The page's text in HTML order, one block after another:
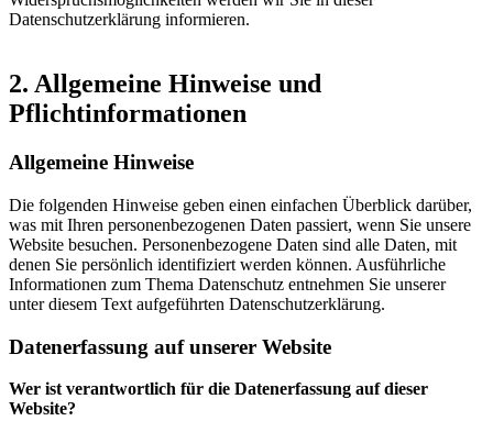
Datenschutzerklärung informieren.
2. Allgemeine Hinweise und
Pflichtinformationen
Allgemeine Hinweise
Die folgenden Hinweise geben einen einfachen Überblick darüber,
was mit Ihren personenbezogenen Daten passiert, wenn Sie unsere
Website besuchen. Personenbezogene Daten sind alle Daten, mit
denen Sie persönlich identifiziert werden können. Ausführliche
Informationen zum Thema Datenschutz entnehmen Sie unserer
unter diesem Text aufgeführten Datenschutzerklärung.
Datenerfassung auf unserer Website
Wer ist verantwortlich für die Datenerfassung auf dieser
Website?